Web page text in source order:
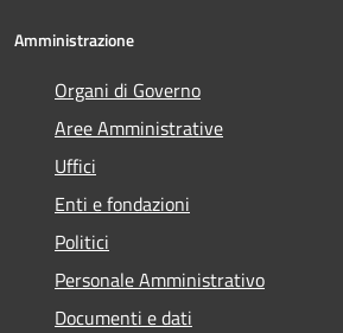
Amministrazione
Organi di Governo
Aree Amministrative
Uffici
Enti e fondazioni
Politici
Personale Amministrativo
Documenti e dati